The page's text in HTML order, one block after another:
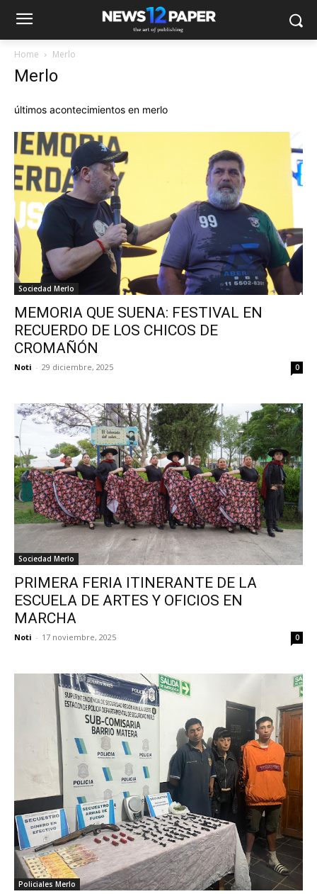
Home Merlo
Merlo
últimos acontecimientos en merlo
Sociedad Merlo
MEMORIA QUE SUENA: FESTIVAL EN
RECUERDO DE LOS CHICOS DE
CROMAÑÓN
Noti - 29 diciembre, 2025 0
Sociedad Merlo
PRIMERA FERIA ITINERANTE DE LA
ESCUELA DE ARTES Y OFICIOS EN
MARCHA
Noti - 17 noviembre, 2025 0
Policiales Merlo